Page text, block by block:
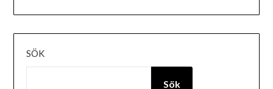
SÖK
Sök